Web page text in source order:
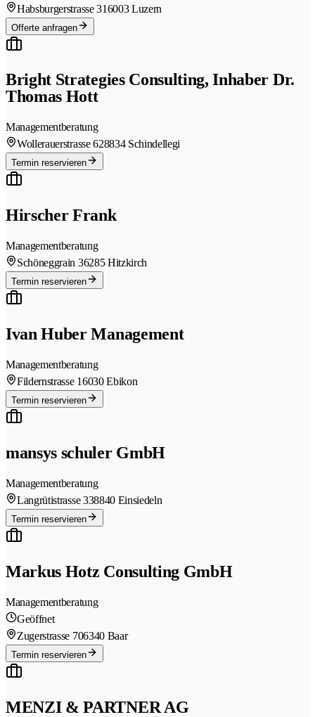
Habsburgerstrasse 316003 Luzern
Offerte anfragen
Bright Strategies Consulting, Inhaber Dr.
Thomas Hott
Managementberatung
Wollerauerstrasse 628834 Schindellegi
Termin reservieren
Hirscher Frank
Managementberatung
Schöneggrain 36285 Hitzkirch
Termin reservieren
Ivan Huber Management
Managementberatung
Fildernstrasse 16030 Ebikon
Termin reservieren
mansys schuler GmbH
Managementberatung
Langrütistrasse 338840 Einsiedeln
Termin reservieren
Markus Hotz Consulting GmbH
Managementberatung
Geöffnet
Zugerstrasse 706340 Baar
Termin reservieren
MENZI & PARTNER AG